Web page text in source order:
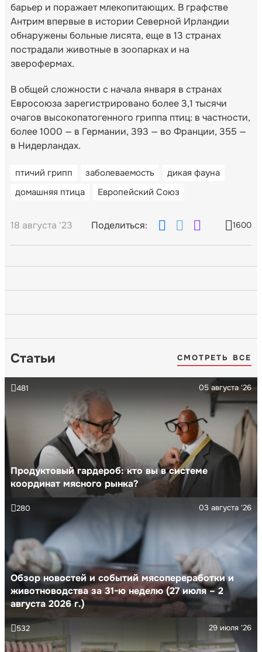
барьер и поражает млекопитающих. В графстве
Антрим впервые в истории Северной Ирландии
обнаружены больные лисята, еще в 13 странах
пострадали животные в зоопарках и на
зверофермах.
В общей сложности с начала января в странах
Евросоюза зарегистрировано более 3,1 тысячи
очагов высокопатогенного гриппа птиц: в частности,
более 1000 — в Германии, 393 — во Франции, 355 —
в Нидерландах.
птичий грипп заболеваемость
дикая фауна
домашняя птица
Европейский Союз
18 августа '23 Поделиться: 1600
Статьи СМОТРЕТЬ ВСЕ
Продуктовый гардероб: кто вы в системе
координат мясного рынка?
05 августа '26
481
Обзор новостей и событий мясопереработки и
животноводства за 31-ю неделю (27 июля – 2
августа 2026 г.)
03 августа '26
280
29 июля '26
532